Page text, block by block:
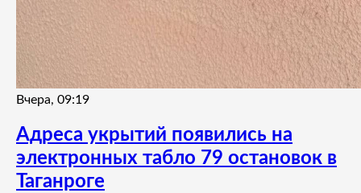
Вчера, 09:19
Адреса укрытий появились на
электронных табло 79 остановок в
Таганроге